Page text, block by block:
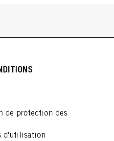
de protection des
d'utilisation